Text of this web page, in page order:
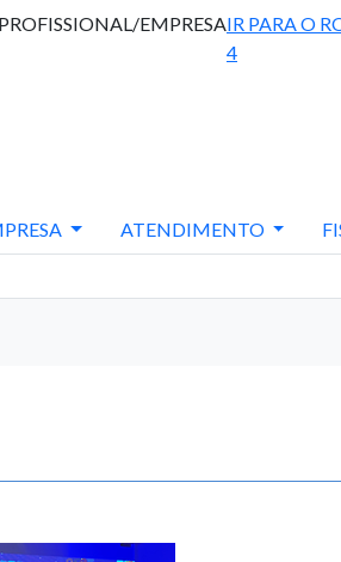
EMPRESAIR PARA O
4
ATENDIMENTO